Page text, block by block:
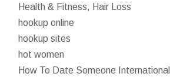
Health & Fitness, Hair Loss
hookup online
hookup sites
hot women
How To Date Someone